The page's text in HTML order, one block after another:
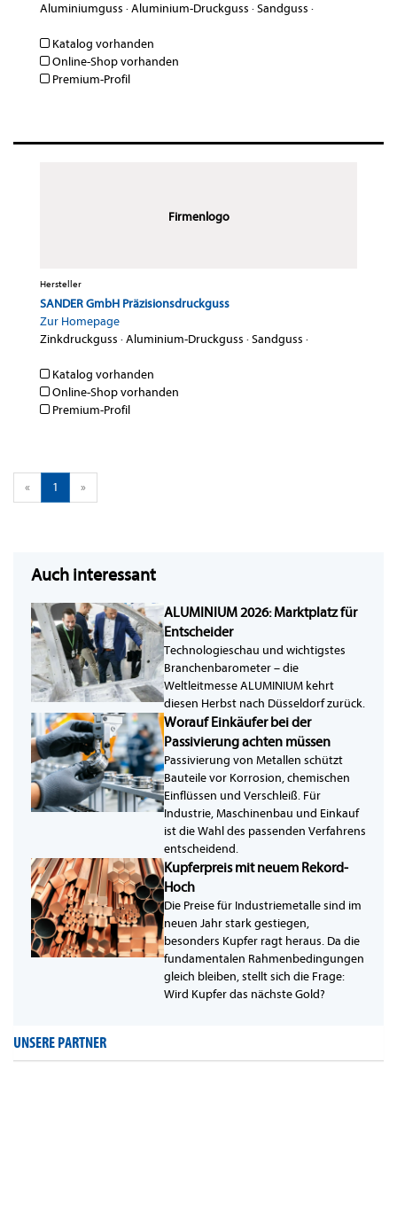
Aluminiumguss ·Aluminium-Druckguss ·Sandguss ·
Katalog vorhanden
Online-Shop vorhanden
Premium-Profil
Firmenlogo
Hersteller
SANDER GmbH Präzisionsdruckguss
Zur Homepage
Zinkdruckguss ·Aluminium-Druckguss ·Sandguss ·
Katalog vorhanden
Online-Shop vorhanden
Premium-Profil
« 1 »
Auch interessant
ALUMINIUM 2026: Marktplatz für
Entscheider
Technologieschau und wichtigstes
Branchenbarometer – die
Weltleitmesse ALUMINIUM kehrt
diesen Herbst nach Düsseldorf zurück.
Worauf Einkäufer bei der
Passivierung achten müssen
Passivierung von Metallen schützt
Bauteile vor Korrosion, chemischen
Einflüssen und Verschleiß. Für
Industrie, Maschinenbau und Einkauf
ist die Wahl des passenden Verfahrens
entscheidend.
Kupferpreis mit neuem Rekord-
Hoch
Die Preise für Industriemetalle sind im
neuen Jahr stark gestiegen,
besonders Kupfer ragt heraus. Da die
fundamentalen Rahmenbedingungen
gleich bleiben, stellt sich die Frage:
Wird Kupfer das nächste Gold?
UNSERE PARTNER